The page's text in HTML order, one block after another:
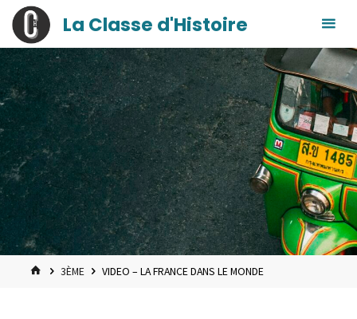
Skip
content
principal
La Classe d'Histoire
HOME3ÈME VIDEO – LA FRANCE DANS LE MONDE